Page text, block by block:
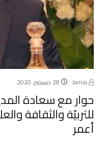
28 ديسمبر، 2020
حوار مع سعادة
للتربيّة والثقافة
أعمر